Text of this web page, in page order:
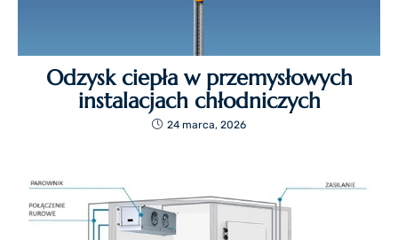
Odzysk ciepła w przemysłowych
instalacjach chłodniczych
24 marca, 2026